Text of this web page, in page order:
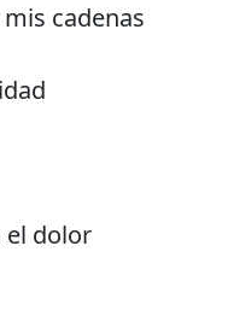
cadenas
el dolor